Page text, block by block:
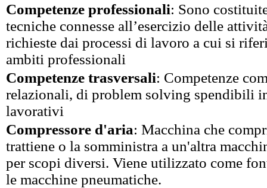
Competenze professionali: Sono
tecniche connesse all’esercizio delle
richieste dai processi di lavoro a cui si
ambiti professionali
Competenze trasversali: Competenze
relazionali, di problem solving spendibili
lavorativi
Compressore d'aria: Macchina che
trattiene o la somministra a un'altra
per scopi diversi. Viene utilizzato come
le macchine pneumatiche.